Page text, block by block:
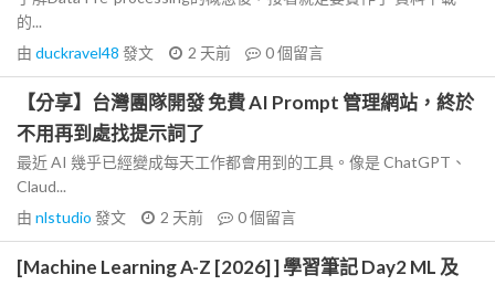
的...
由 duckravel48 發文 2 天前 0個留言
【分享】台灣團隊開發 免費 AI Prompt 管理網站，終於
不用再到處找提示詞了
最近 AI 幾乎已經變成每天工作都會用到的工具。像是 ChatGPT、
Claud...
由 nlstudio 發文 2 天前 0個留言
[Machine Learning A-Z [2026] ] 學習筆記 Day2 ML 及